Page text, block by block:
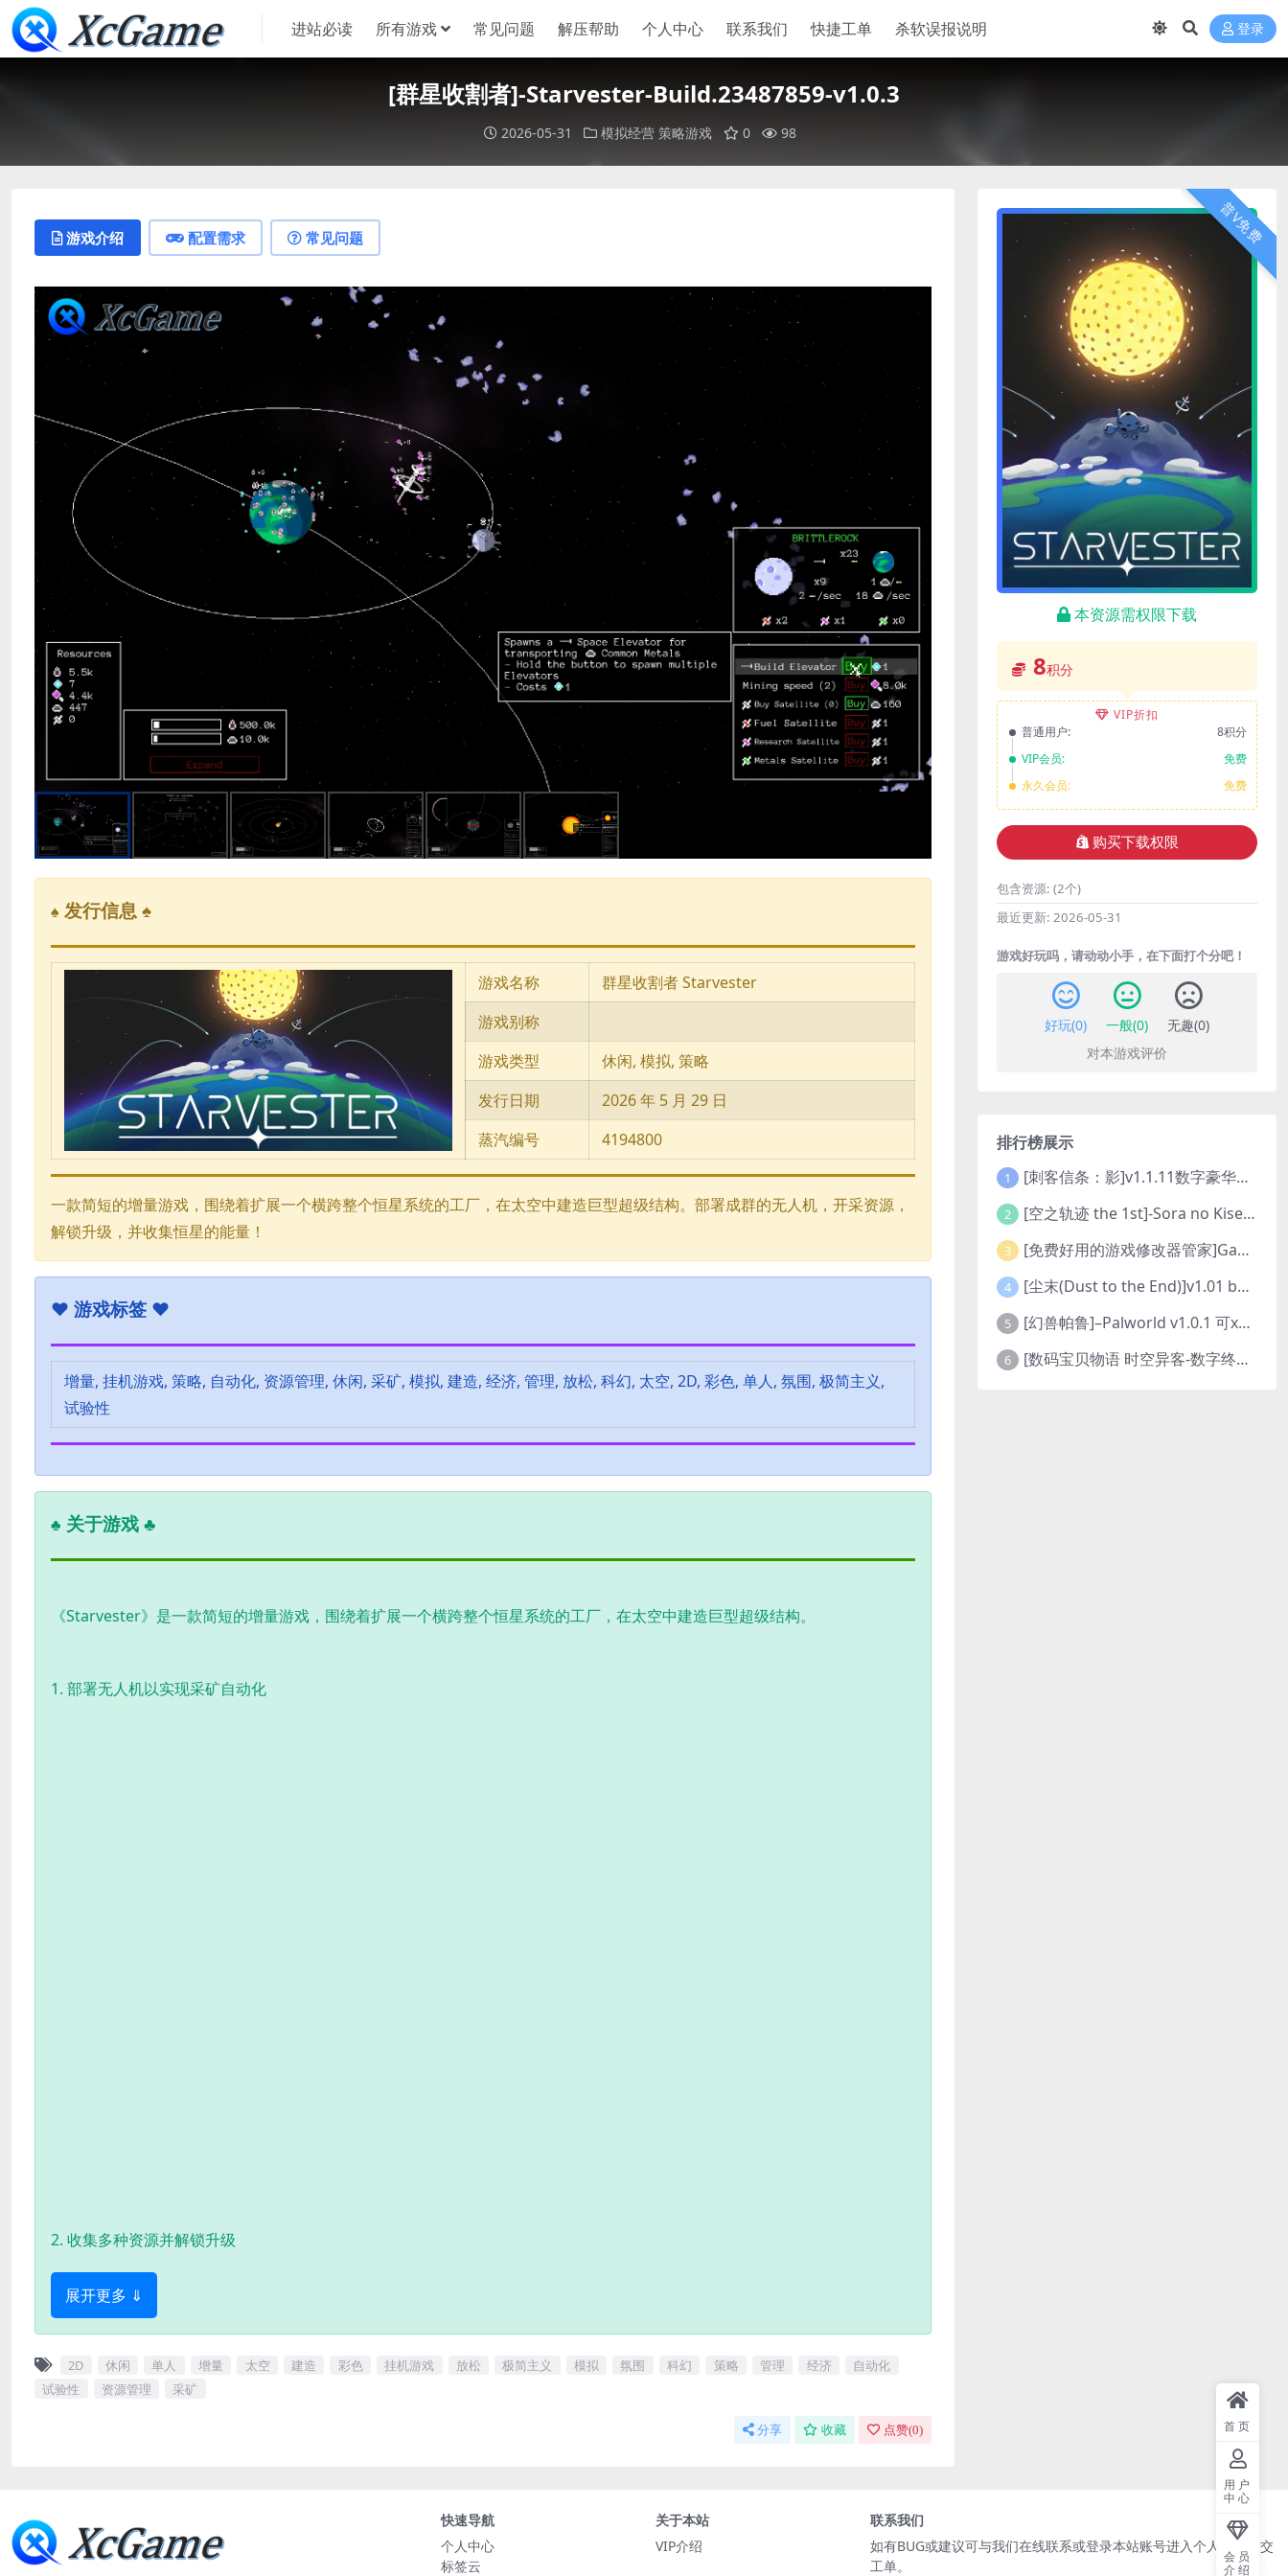
进站必读 所有游戏 常见问题 解压帮助 个人中心 联系我们 快捷工单 杀软误报说明 登录
[群星收割者]-Starvester-Build.23487859-v1.0.3
2026-05-31 模拟经营 策略游戏 0 98
游戏介绍 配置需求 常见问题
♠ 发行信息 ♠
游戏名称
群星收割者 Starvester
游戏别称
游戏类型
休闲, 模拟, 策略
发行日期
2026 年 5 月 29 日
蒸汽编号
4194800
一款简短的增量游戏，围绕着扩展一个横跨整个恒星系统的工厂，在太空中建造巨型超级结构。部署成群的无人机，开采资源，
解锁升级，并收集恒星的能量！
♥ 游戏标签 ♥
增量, 挂机游戏, 策略, 自动化, 资源管理, 休闲, 采矿, 模拟, 建造, 经济, 管理, 放松, 科幻, 太空, 2D, 彩色, 单人, 氛围, 极简主义,
试验性
♣ 关于游戏 ♣
《Starvester》是一款简短的增量游戏，围绕着扩展一个横跨整个恒星系统的工厂，在太空中建造巨型超级结构。
1. 部署无人机以实现采矿自动化
2. 收集多种资源并解锁升级
展开更多 ⇓
2D 休闲 单人 增量 太空 建造 彩色 挂机游戏 放松 极简主义 模拟 氛围 科幻 策略 管理 经济
自动化
试验性
资源管理 采矿
分享 收藏 点赞(0)
普V免费
本资源需权限下载
8积分
VIP折扣
普通用户:
8积分
VIP会员:
免费
永久会员:
免费
购买下载权限
包含资源: (2个)
最近更新: 2026-05-31
游戏好玩吗，请动动小手，在下面打个分吧！
好玩(0) 一般(0) 无趣(0)
对本游戏评价
排行榜展示
1 [刺客信条：影]v1.1.11数字豪华版全DLC
2 [空之轨迹 the 1st]-Sora no Kiseki the 1st-更新至v1.06.4-全DLC
3 [免费好用的游戏修改器管家]Game Cheats Manager
4 [尘末(Dust to the End)]v1.01 build9321107
5 [幻兽帕鲁]–Palworld v1.0.1 可xbox联机
6 [数码宝贝物语 时空异客-数字终极版]- Digimon Story Time Stranger-Build.23514637
快速导航
个人中心
标签云
关于本站
VIP介绍
联系我们
如有BUG或建议可与我们在线联系或登录本站账号进入个人中心提交
工单。
首页
用户
中心
会员
介绍